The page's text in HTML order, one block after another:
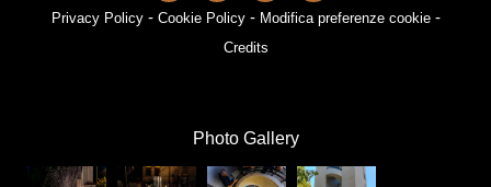
Privacy Policy- Cookie Policy- Modifica preferenze cookie-
Credits
Photo Gallery